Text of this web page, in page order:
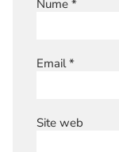
Nume *
Email*
Site web